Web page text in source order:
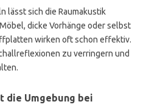
lässt sich die Raumakustik
dicke Vorhänge oder selbst
wirken oft schon effektiv.
zu verringern und
die Umgebung bei